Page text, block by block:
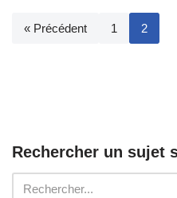
« Précédent 1 2
Rechercher un sujet